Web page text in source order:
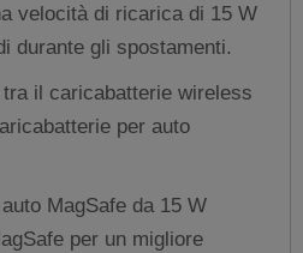
velocità di ricarica di 15 W
durante gli spostamenti.
il caricabatterie wireless
per auto
MagSafe da 15 W
per un migliore